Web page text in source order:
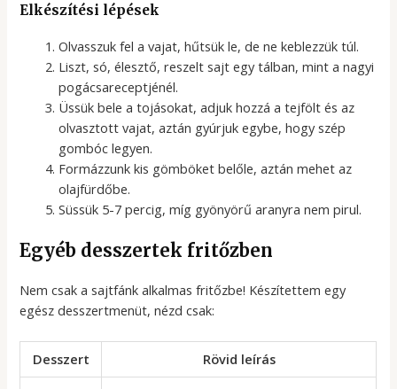
Elkészítési lépések
Olvasszuk fel a vajat, hűtsük le, de ne keblezzük túl.
Liszt, só, élesztő, reszelt sajt egy tálban, mint a nagyi
pogácsareceptjénél.
Üssük bele a tojásokat, adjuk hozzá a tejfölt és az
olvasztott vajat, aztán gyúrjuk egybe, hogy szép
gombóc legyen.
Formázzunk kis gömböket belőle, aztán mehet az
olajfürdőbe.
Süssük 5-7 percig, míg gyönyörű aranyra nem pirul.
Egyéb desszertek fritőzben
Nem csak a sajtfánk alkalmas fritőzbe! Készítettem egy
egész desszertmenüt, nézd csak:
Desszert
Rövid leírás